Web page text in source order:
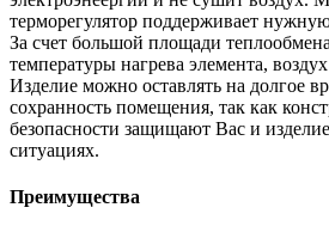
терморегулятор поддерживает
За счет большой площади
температуры нагрева элемента,
Изделие можно оставлять на долгое
сохранность помещения, так как
безопасности защищают Вас и
ситуациях.
Преимущества